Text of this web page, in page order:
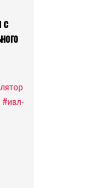
с
#ивл-